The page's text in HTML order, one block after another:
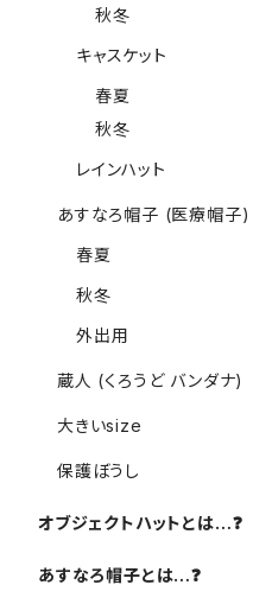
秋冬
キャスケット
春夏
秋冬
レインハット
あすなろ帽子 (医療帽子)
春夏
秋冬
外出用
蔵人 (くろうど バンダナ)
大きいsize
保護ぼうし
オブジェクトハットとは…❓️
あすなろ帽子とは…❓️